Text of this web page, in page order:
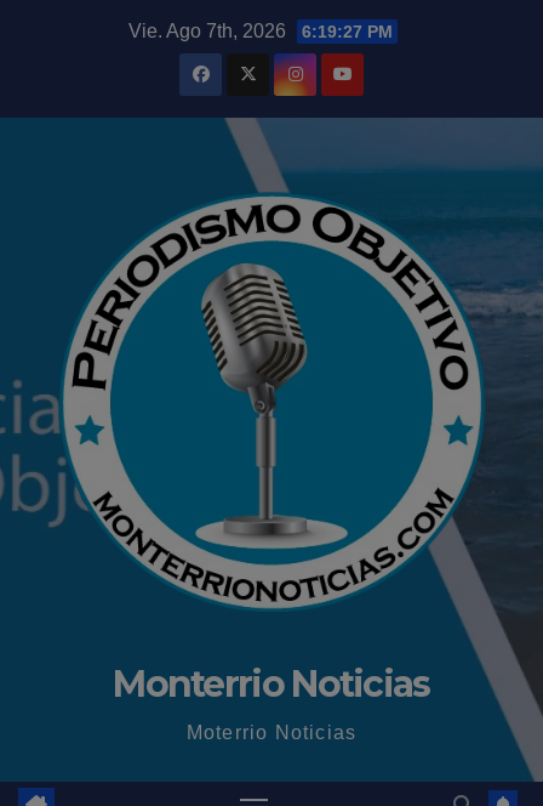
Vie. Ago 7th, 2026 6:19:29 PM
Monterrio Noticias
Moterrio Noticias
modal-check